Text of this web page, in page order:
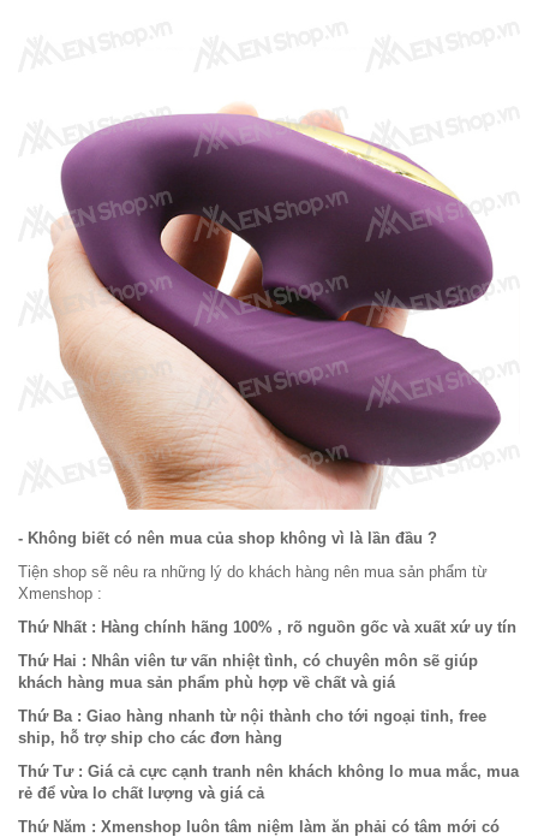
- Không biết có nên mua của shop không vì là lần đầu ?
Tiện shop sẽ nêu ra những lý do khách hàng nên mua sản phẩm từ
Xmenshop :
Thứ Nhất : Hàng chính hãng 100% , rõ nguồn gốc và xuất xứ uy tín
Thứ Hai : Nhân viên tư vấn nhiệt tình, có chuyên môn sẽ giúp
khách hàng mua sản phẩm phù hợp về chất và giá
Thứ Ba : Giao hàng nhanh từ nội thành cho tới ngoại tỉnh, free
ship, hỗ trợ ship cho các đơn hàng
Thứ Tư : Giá cả cực cạnh tranh nên khách không lo mua mắc, mua
rẻ để vừa lo chất lượng và giá cả
Thứ Năm : Xmenshop luôn tâm niệm làm ăn phải có tâm mới có